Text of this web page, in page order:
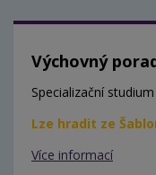
Výchovný
Specializační studium
Lze hradit ze
Více informací